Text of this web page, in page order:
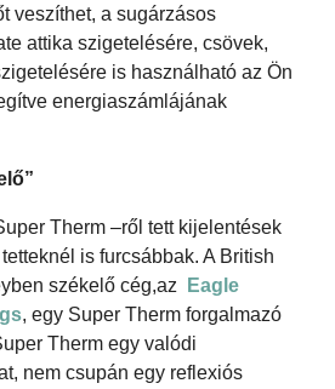
veszíthet, a sugárzásos
attika szigetelésére, csövek,
is használható az Ön
energiaszámlájának
Therm –ről tett kijelentések
is furcsábbak. A British
székelő cég,az
Eagle
, egy Super Therm forgalmazó
Therm egy valódi
nem csupán egy reflexiós